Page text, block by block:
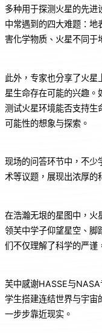
多种用于探测火星的先进
中常遇到的四大难题：地
害化学物质、火星不同于
此外，专家也分享了火星
星生命存在可能的兴趣。
测试火星环境能否支持生
可能性的想象与探索。
现场的问答环节中，不少
术等议题，展现出浓厚的
在浩瀚无垠的星图中，火
领芙中学子仰望星空、脚
们不仅理解了科学的严谨
芙中感谢HASSE与
学生搭建连结世界与宇宙
一步步靠近现实。